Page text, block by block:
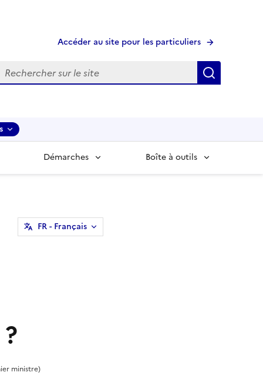
Accéder au site pour les particuliers
Recherche
Démarches Boîte à outils
FR- Français
ministre)